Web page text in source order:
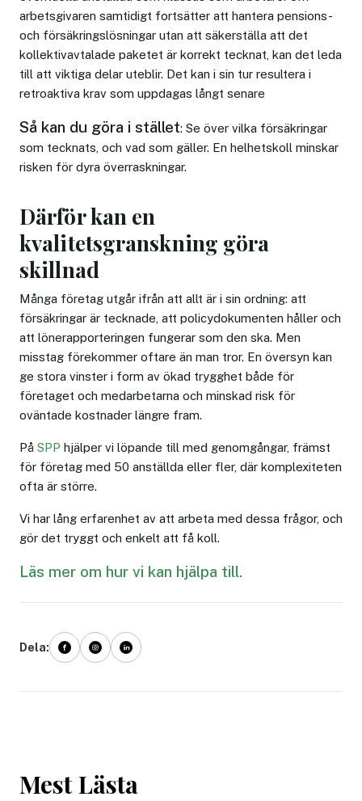
arbetsgivaren samtidigt fortsätter att hantera pensions-
och försäkringslösningar utan att säkerställa att det
kollektivavtalade paketet är korrekt tecknat, kan det leda
till att viktiga delar uteblir. Det kan i sin tur resultera i
retroaktiva krav som uppdagas långt senare
Så kan du göra i stället: Se över vilka försäkringar
som tecknats, och vad som gäller. En helhetskoll minskar
risken för dyra överraskningar.
Därför kan en
kvalitetsgranskning göra
skillnad
Många företag utgår ifrån att allt är i sin ordning: att
försäkringar är tecknade, att policydokumenten håller och
att lönerapporteringen fungerar som den ska. Men
misstag förekommer oftare än man tror. En översyn kan
ge stora vinster i form av ökad trygghet både för
företaget och medarbetarna och minskad risk för
oväntade kostnader längre fram.
På SPP hjälper vi löpande till med genomgångar, främst
för företag med 50 anställda eller fler, där komplexiteten
ofta är större.
Vi har lång erfarenhet av att arbeta med dessa frågor, och
gör det tryggt och enkelt att få koll.
Läs mer om hur vi kan hjälpa till.
Dela:
Mest Lästa